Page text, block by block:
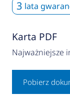
3 lata
Karta PDF
Najważniejsze
Pobierz